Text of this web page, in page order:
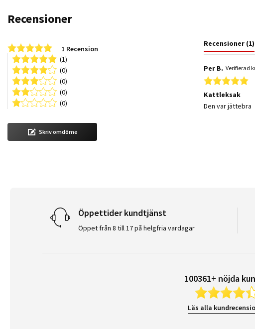
Recensioner
5.0 star rating
1 Recension
(1)
(0)
(0)
(0)
(0)
Skriv omdöme
Recensioner (1)
Per B. Verifierad
Kattleksak
Review by Per B.
review stating
Den var jättebra
Öppettider kundtjänst
Öppet från 8 till 17 på helgfria vardagar
100361+ nöjda
Läs alla